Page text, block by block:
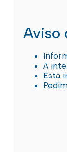
Aviso
A
Esta